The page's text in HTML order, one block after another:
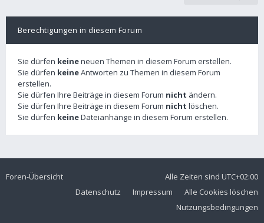
Berechtigungen in diesem Forum
Sie dürfen keineneuen Themen in diesem Forum erstellen.
Sie dürfen keineAntworten zu Themen in diesem Forum
erstellen.
Sie dürfen Ihre Beiträge in diesem Forum nicht ändern.
Sie dürfen Ihre Beiträge in diesem Forum nicht löschen.
Sie dürfen keineDateianhänge in diesem Forum erstellen.
Foren-Übersicht Alle Zeiten sind UTC+02:00
Alle Cookies löschen
Impressum
Datenschutz
Nutzungsbedingungen